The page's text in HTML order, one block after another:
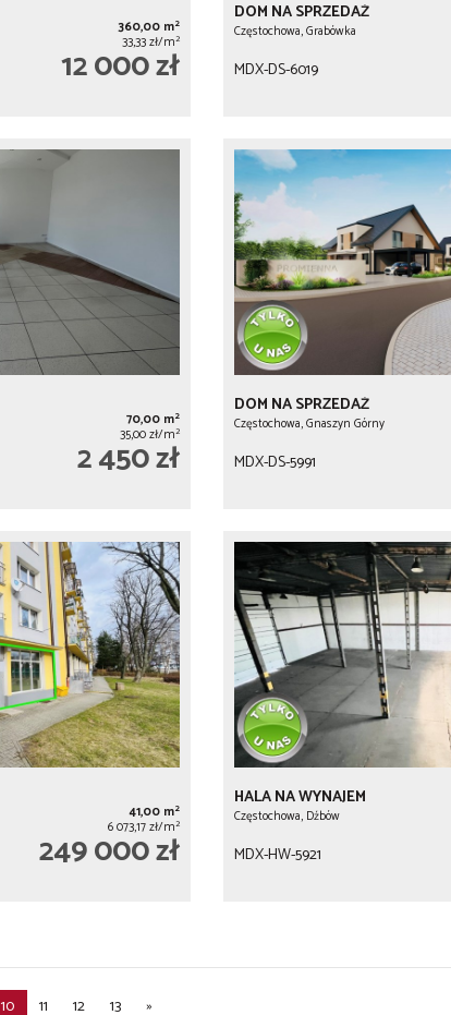
360,00 m2
33,33 zł/m2
12 000 zł
DOM NA SPRZEDAŻ
Częstochowa, Grabówka
MDX-DS-6019
70,00 m2
35,00 zł/m2
2 450 zł
DOM NA SPRZEDAŻ
Częstochowa, Gnaszyn Górny
MDX-DS-5991
41,00 m2
6 073,17 zł/m2
249 000 zł
HALA NA WYNAJEM
Częstochowa, Dźbów
MDX-HW-5921
10 11 12 13 »